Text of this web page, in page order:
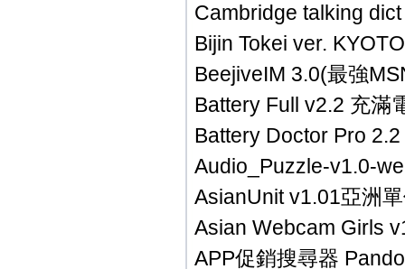
Cambridge talking
Bijin Tokei ver.
BeejiveIM 3.0(最強
Battery Full v2.2 充滿
Battery Doctor Pro
Audio_Puzzle-v1.0-
AsianUnit v1.01亞洲
Asian Webcam Girls
APP促銷搜尋器